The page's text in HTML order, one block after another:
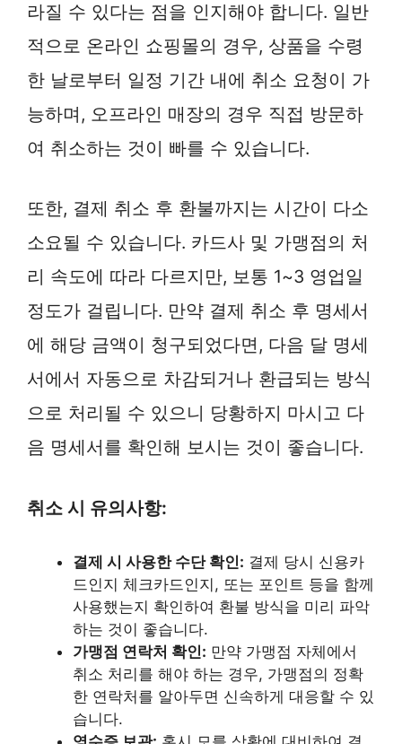
라질 수 있다는 점을 인지해야 합니다. 일반
적으로 온라인 쇼핑몰의 경우, 상품을 수령
한 날로부터 일정 기간 내에 취소 요청이 가
능하며, 오프라인 매장의 경우 직접 방문하
여 취소하는 것이 빠를 수 있습니다.
또한, 결제 취소 후 환불까지는 시간이 다소
소요될 수 있습니다. 카드사 및 가맹점의 처
리 속도에 따라 다르지만, 보통 1~3 영업일
정도가 걸립니다. 만약 결제 취소 후 명세서
에 해당 금액이 청구되었다면, 다음 달 명세
서에서 자동으로 차감되거나 환급되는 방식
으로 처리될 수 있으니 당황하지 마시고 다
음 명세서를 확인해 보시는 것이 좋습니다.
취소 시 유의사항:
결제 시 사용한 수단 확인: 결제 당시 신용카
드인지 체크카드인지, 또는 포인트 등을 함께
사용했는지 확인하여 환불 방식을 미리 파악
하는 것이 좋습니다.
가맹점 연락처 확인: 만약 가맹점 자체에서
취소 처리를 해야 하는 경우, 가맹점의 정확
한 연락처를 알아두면 신속하게 대응할 수 있
습니다.